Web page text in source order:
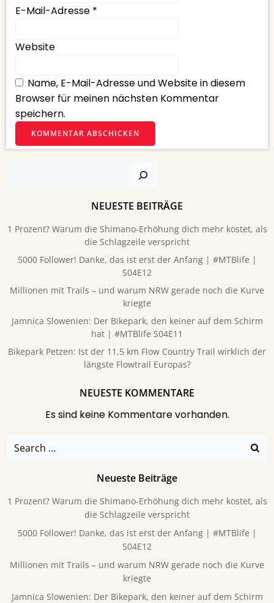
E-Mail-Adresse *
Website
Name, E-Mail-Adresse und Website in diesem
Browser für meinen nächsten Kommentar
speichern.
Suchen
NEUESTE BEITRÄGE
1 Prozent? Warum die Shimano-Erhöhung dich mehr kostet, als
die Schlagzeile verspricht
5000 Follower! Danke, das ist erst der Anfang | #MTBlife |
S04E12
Millionen mit Trails – und warum NRW gerade noch die Kurve
kriegte
Jamnica Slowenien: Der Bikepark, den keiner auf dem Schirm
hat | #MTBlife S04E11
Bikepark Petzen: Ist der 11,5 km Flow Country Trail wirklich der
längste Flowtrail Europas?
NEUESTE KOMMENTARE
Es sind keine Kommentare vorhanden.
Search
Neueste Beiträge
1 Prozent? Warum die Shimano-Erhöhung dich mehr kostet, als
die Schlagzeile verspricht
5000 Follower! Danke, das ist erst der Anfang | #MTBlife |
S04E12
Millionen mit Trails – und warum NRW gerade noch die Kurve
kriegte
Jamnica Slowenien: Der Bikepark, den keiner auf dem Schirm